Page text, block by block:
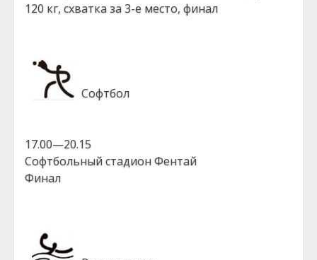
120 кг, схватка за 3-е место, финал
Софтбол
17.00—20.15
Софтбольный стадион Фентай
Финал